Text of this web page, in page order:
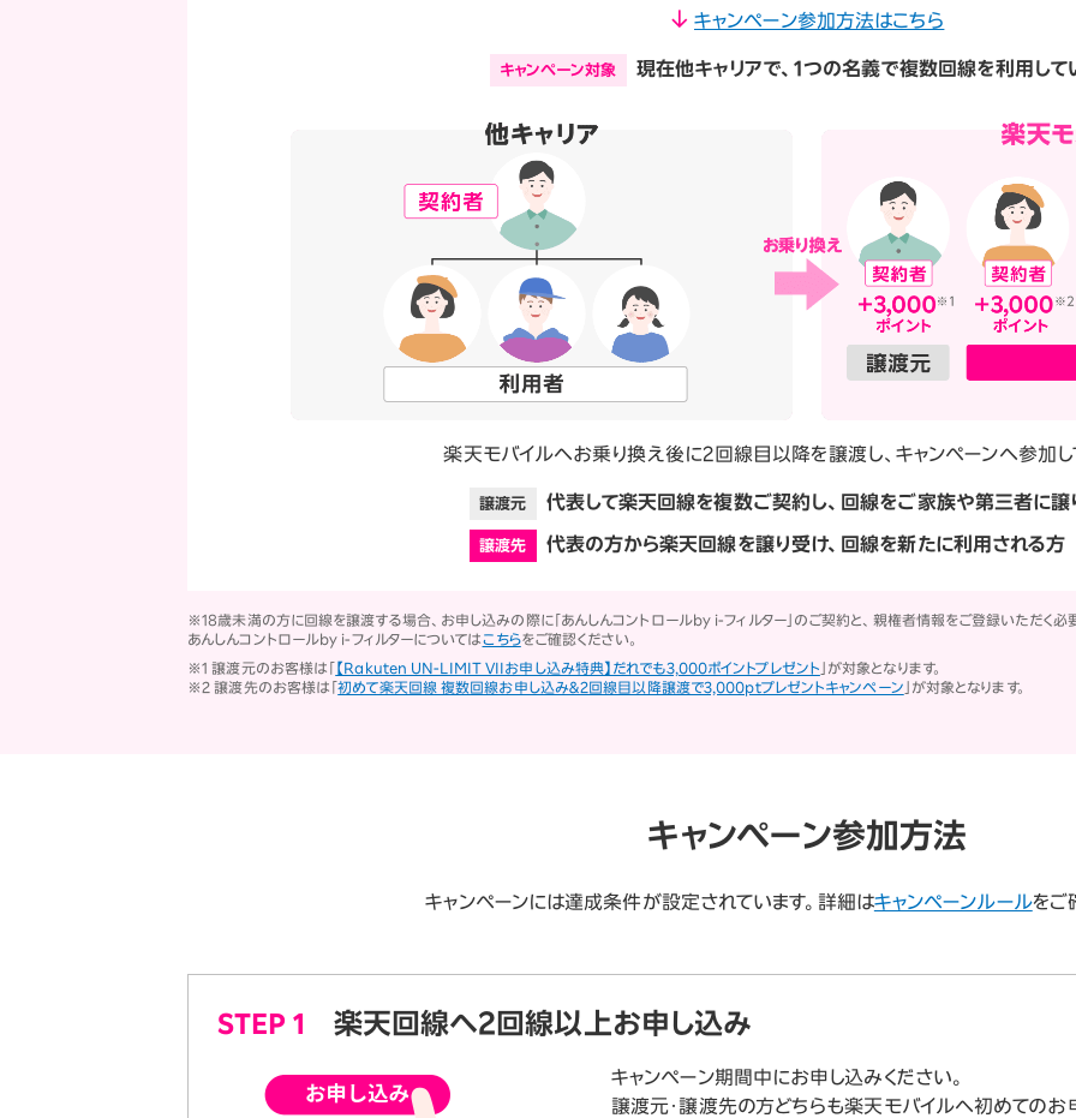
キャンペーン参加方法はこちら
キャンペーン対象 現在他キャリアで、1つの名義で複数回線を利用して
楽天モバイルへお乗り換え後に2回線目以降を譲渡し、キャンペーンへ参加し
譲渡元 代表して楽天回線を複数ご契約し、回線をご家族や第三者に譲
譲渡先 代表の方から楽天回線を譲り受け、回線を新たに利用される方
※18歳未満の方に回線を譲渡する場合、お申し込みの際に「あんしんコントロールby i-フィルター」のご契約と、親権者情報をご登録いただく必
あんしんコントロールby i-フィルターについてはこちらをご確認ください。
※1 譲渡元のお客様は「 【Rakuten UN-LIMIT VIIお申し込み特典】だれでも3,000ポイントプレゼント 」が対象となります。
※2 譲渡先のお客様は「初めて楽天回線 複数回線お申し込み＆2回線目以降譲渡で3,000ptプレゼントキャンペーン 」が対象となります。
キャンペーン参加方法
キャンペーンには達成条件が設定されています。詳細はキャンペーンルールをご
STEP 1 楽天回線へ2回線以上お申し込み
キャンペーン期間中にお申し込みください。
譲渡元・譲渡先の方どちらも楽天モバイルへ初めてのお